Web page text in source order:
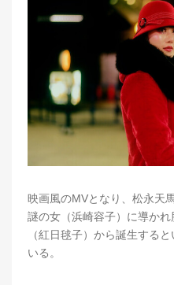
映画風のMVとなり、松永天
謎の女（浜崎容子）に導か
（紅日毬子）から誕生する
いる。